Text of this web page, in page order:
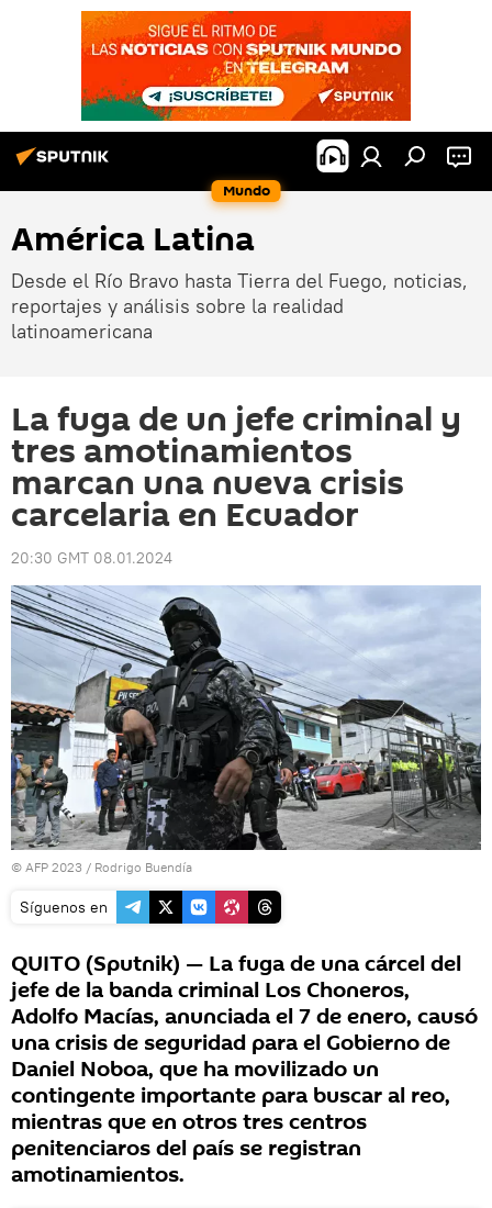
Mundo
América Latina
Desde el Río Bravo hasta Tierra del Fuego, noticias,
reportajes y análisis sobre la realidad
latinoamericana
La fuga de un jefe criminal y
tres amotinamientos
marcan una nueva crisis
carcelaria en Ecuador
20:30 GMT 08.01.2024
© AFP 2023 / Rodrigo Buendía
Síguenos en
QUITO (Sputnik) — La fuga de una cárcel del
jefe de la banda criminal Los Choneros,
Adolfo Macías, anunciada el 7 de enero, causó
una crisis de seguridad para el Gobierno de
Daniel Noboa, que ha movilizado un
contingente importante para buscar al reo,
mientras que en otros tres centros
penitenciaros del país se registran
amotinamientos.